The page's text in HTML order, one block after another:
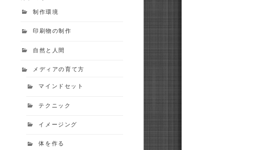
制作環境
印刷物の制作
自然と人間
メディアの育て方
マインドセット
テクニック
イメージング
体を作る